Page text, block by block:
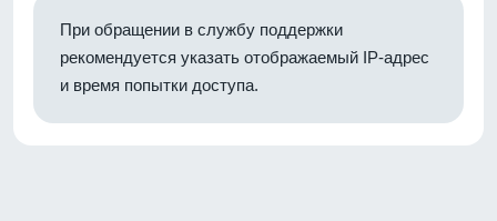
При обращении в службу поддержки
рекомендуется указать отображаемый IP-адрес
и время попытки доступа.